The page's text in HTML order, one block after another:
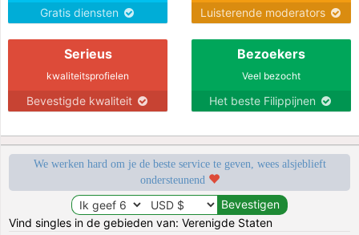
Gratis diensten Luisterende moderators
Serieus
kwaliteitsprofielen
Bevestigde kwaliteit
Bezoekers
Veel bezocht
Het beste Filippijnen
We werken hard om je de beste service te geven, wees alsjeblieft
ondersteunend
Vind singles in de gebieden van: Verenigde Staten